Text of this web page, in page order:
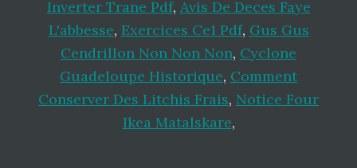
Inverter Trane Pdf, Avis De Deces Faye
L'abbesse, Exercices Ce1 Pdf, Gus Gus
Cendrillon Non Non Non, Cyclone
Guadeloupe Historique, Comment
Conserver Des Litchis Frais, Notice Four
Ikea Matalskare,